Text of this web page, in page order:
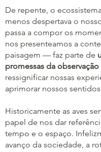
De repente, o
menos despertava o
passa a compor os
nos presenteamos a
paisagem — faz parte de
promessas da observação
ressignificar nossas
aprimorar nossos
Historicamente as aves
papel de nos dar
tempo e o espaço.
avanço da sociedade, a